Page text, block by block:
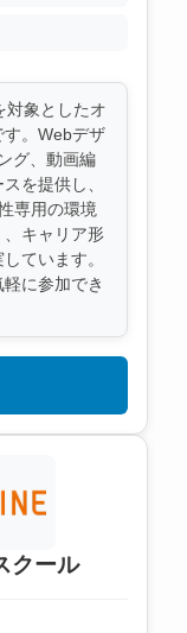
対象としたオ
す。Webデザ
グ、動画編
を提供し、
専用の環境
、キャリア形
ています。
に参加でき
クール